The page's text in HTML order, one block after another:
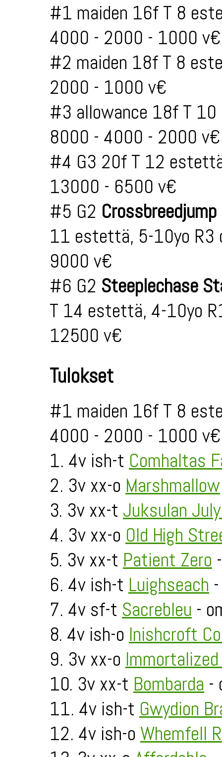
#1 maiden 16f T 8
4000 - 2000 - 1000 v€
#2 maiden 18f T 8
2000 - 1000 v€
#3 allowance 18f T
8000 - 4000 - 2000 v€
#4 G3 20f T 12
13000 - 6500 v€
#5 G2 Crossbreedjump
11 estettä, 5-10yo
9000 v€
#6 G2 Steeplechase
T 14 estettä, 4-10yo
12500 v€
Tulokset
#1 maiden 16f T 8
4000 - 2000 - 1000 v€
1. 4v ish-t Comhaltas
2. 3v xx-o Marshmallow
3. 3v xx-t Juksulan
4. 3v xx-o Old High
5. 3v xx-t Patient Zero
6. 4v ish-t Luighseach
7. 4v sf-t Sacrebleu -
8. 4v ish-o Inishcroft
9. 3v xx-o
10. 3v xx-t Bombarda -
11. 4v ish-t Gwydion
12. 4v ish-o Whemfell